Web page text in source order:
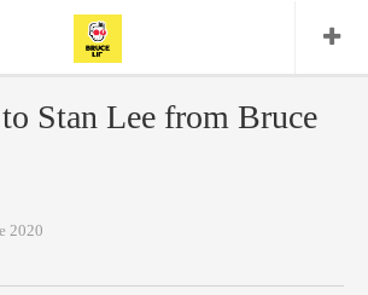
Stan Lee from Bruce
2020
JP